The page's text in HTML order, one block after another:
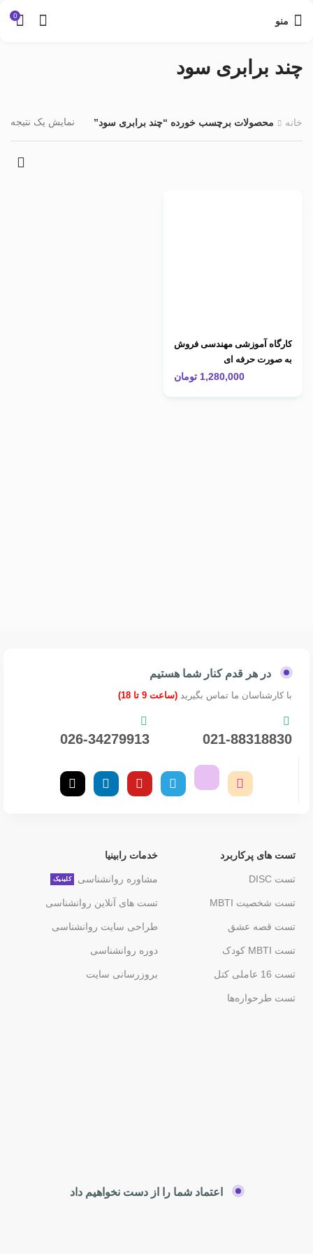
منو 0
چند برابری سود
خانه محصولات برچسب خورده “چند برابری سود” نمایش یک نتیجه
کارگاه آموزشی مهندسی فروش
به صورت حرفه ای
1,280,000 تومان
در هر قدم کنار شما هستیم
با کارشناسان ما تماس بگیرید (ساعت 9 تا 18)
021-88318830
026-34279913
تست های پرکاربرد
تست DISC
تست شخصیت MBTI
تست قصه عشق
تست MBTI کودک
تست 16 عاملی کتل
تست طرحواره‌ها
خدمات رابینیا
مشاوره روانشناسی کلینیک
تست های آنلاین روانشناسی
طراحی سایت روانشناسی
دوره روانشناسی
بروزرسانی سایت
اعتماد شما را از دست نخواهیم داد